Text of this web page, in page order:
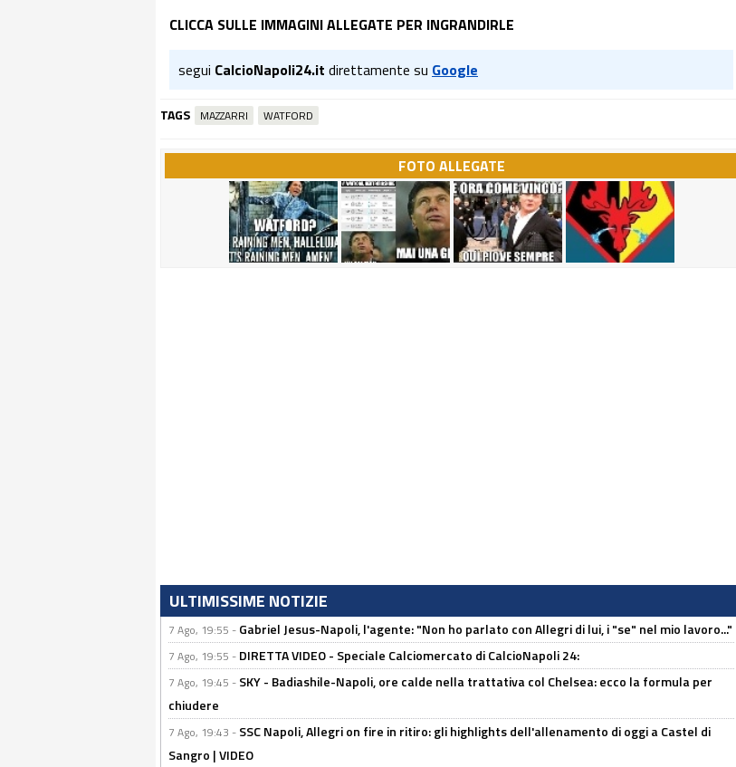
CLICCA SULLE IMMAGINI ALLEGATE PER INGRANDIRLE
segui CalcioNapoli24.it direttamente su Google
TAGS MAZZARRI WATFORD
FOTO ALLEGATE
ULTIMISSIME NOTIZIE
7 Ago, 19:55 - Gabriel Jesus-Napoli, l'agente: "Non ho parlato con Allegri di lui, i "se" nel mio lavoro..."
7 Ago, 19:55 - DIRETTA VIDEO - Speciale Calciomercato di CalcioNapoli 24:
7 Ago, 19:45 - SKY - Badiashile-Napoli, ore calde nella trattativa col Chelsea: ecco la formula per
chiudere
7 Ago, 19:43 - SSC Napoli, Allegri on fire in ritiro: gli highlights dell'allenamento di oggi a Castel di
Sangro | VIDEO